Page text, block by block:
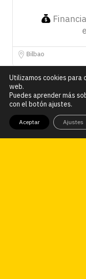
Bilbao
Utilizamos cookies para
web.
Puedes aprender más
con el botón ajustes.
Aceptar Ajustes